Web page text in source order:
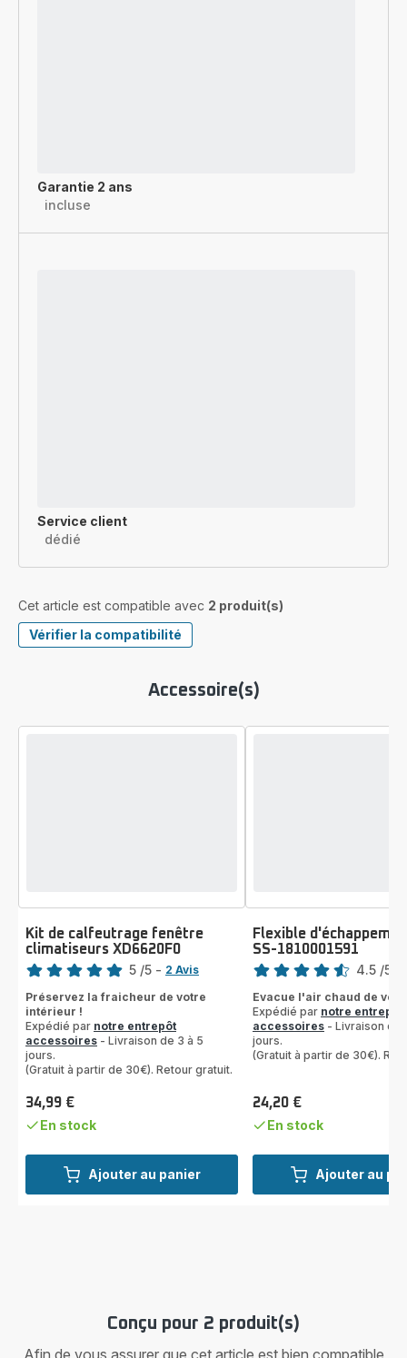
Garantie 2 ans
incluse
Service client
dédié
Cet article est compatible avec 2 produit(s)
Vérifier la compatibilité
Accessoire(s)
Ajouter au panier
Kit de calfeutrage fenêtre
climatiseurs XD6620F0
Note
5
étoiles
(moyenne)
5 /5 - 2 Avis
Préservez la fraicheur de votre
intérieur !
Expédié par notre entrepôt
accessoires - Livraison de 3 à 5
jours.
(Gratuit à partir de 30€). Retour gratuit.
Prix
34,99 €
En stock
Ajouter au
Flexible
SS-1810001591
Note
4.5 /5
Evacue l'air chaud de
Expédié par notre entrepôt
accessoires - Livraison de
jours.
(Gratuit à partir de 30€).
Prix
24,20 €
En stock
Conçu pour 2 produit(s)
Afin de vous assurer que cet article est bien compatible